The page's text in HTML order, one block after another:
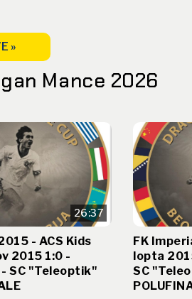
»
Mance 2026
26:37
- ACS Kids
2015 1:0 -
SC "Teleoptik"
FK
lopta
SC